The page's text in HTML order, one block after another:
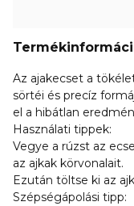
Az ajakecset a
sörtéi és precíz
el a hibátlan
Használati tippek:
Vegye a rúzst az
az ajkak körvonalait.
Ezután töltse ki az
Szépségápolási tipp: